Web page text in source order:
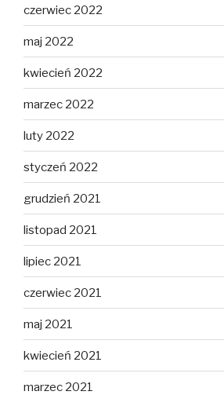
czerwiec 2022
maj 2022
kwiecień 2022
marzec 2022
luty 2022
styczeń 2022
grudzień 2021
listopad 2021
lipiec 2021
czerwiec 2021
maj 2021
kwiecień 2021
marzec 2021